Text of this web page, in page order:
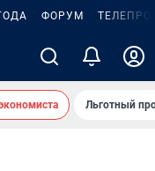
ФОРУМ
Льготный